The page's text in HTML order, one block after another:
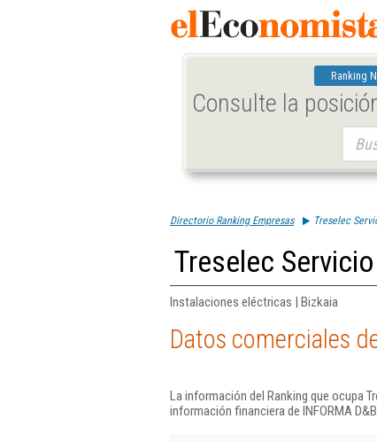
Ranking
Consulte la
Directorio Ranking Empresas Treselec
Treselec
Instalaciones eléctricas | Bizkaia
Datos comerciales
La información del Ranking que ocupa
información financiera de INFORMA D&B